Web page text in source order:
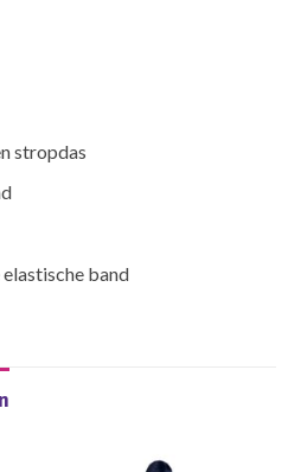
stropdas
band